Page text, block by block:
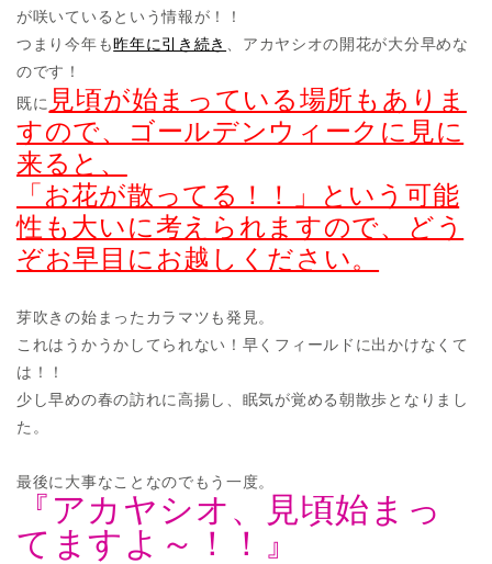
が咲いているという情報が！！
つまり今年も昨年に引き続き
、アカヤシオの開花が大分早めな
のです！
既に 見頃が始まっている場所もありま
すので、ゴールデンウィークに見に
来ると、
「お花が散ってる！！」という可能
性も大いに考えられますので、どう
ぞお早目にお越しください。
芽吹きの始まったカラマツも発見。
これはうかうかしてられない！早くフィールドに出かけなくて
は！！
少し早めの春の訪れに高揚し、眠気が覚める朝散歩となりまし
た。
最後に大事なことなのでもう一度。
『アカヤシオ、見頃始まっ
てますよ～！！』